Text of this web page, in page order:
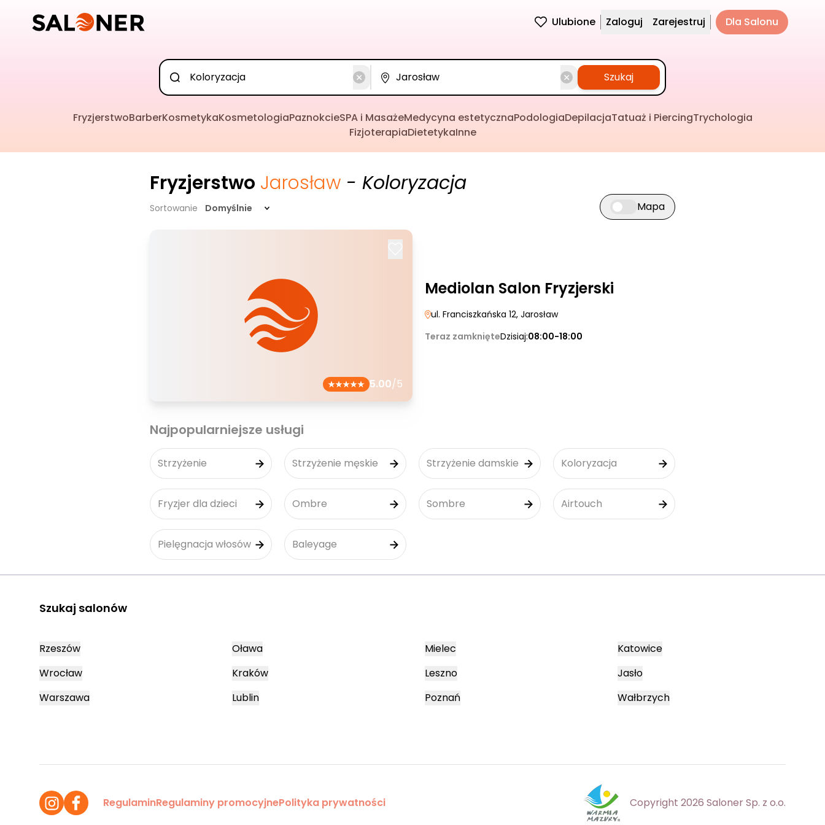
Ulubione Zaloguj Zarejestruj Dla Salonu
Szukaj
FryzjerstwoBarberKosmetykaKosmetologiaPaznokcieSPA i MasażeMedycyna estetycznaPodologiaDepilacjaTatuaż i PiercingTrychologia
FizjoterapiaDietetykaInne
Fryzjerstwo Jarosław - Koloryzacja
Sortowanie Domyślnie Przełącz widok mapy
Mapa
5.00/5
Mediolan Salon Fryzjerski
ul. Franciszkańska 12, Jarosław
Teraz zamknięteDzisiaj:08:00-18:00
Najpopularniejsze usługi
Strzyżenie Strzyżenie męskie Strzyżenie damskie Koloryzacja
Fryzjer dla dzieci Ombre Sombre Airtouch
Pielęgnacja włosów Baleyage
Szukaj salonów
Rzeszów
Wrocław
Warszawa
Oława
Kraków
Lublin
Mielec
Leszno
Poznań
Katowice
Jasło
Wałbrzych
RegulaminRegulaminy promocyjnePolityka prywatności Copyright 2026 Saloner Sp. z o.o.